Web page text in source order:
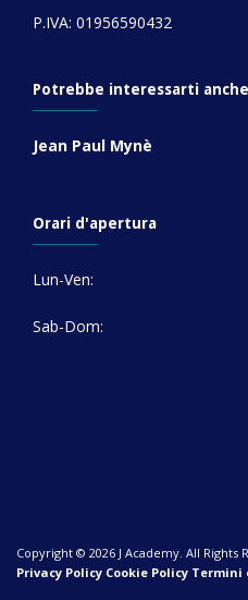
P.IVA: 01956590432
Potrebbe interessarti anche
Jean Paul Mynè
Orari d'apertura
Lun-Ven:
Sab-Dom:
Copyright © 2026 J Academy. All Rights
Privacy Policy Cookie Policy Termini